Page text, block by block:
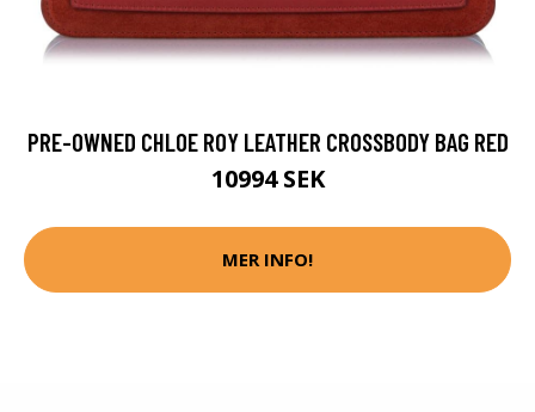
PRE-OWNED CHLOE ROY LEATHER CROSSBODY BAG RED
10994 SEK
MER INFO!